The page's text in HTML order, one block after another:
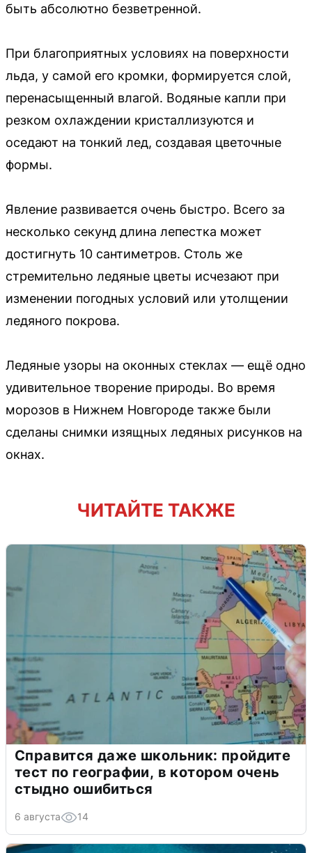
быть абсолютно безветренной.
При благоприятных условиях на поверхности
льда, у самой его кромки, формируется слой,
перенасыщенный влагой. Водяные капли при
резком охлаждении кристаллизуются и
оседают на тонкий лед, создавая цветочные
формы.
Явление развивается очень быстро. Всего за
несколько секунд длина лепестка может
достигнуть 10 сантиметров. Столь же
стремительно ледяные цветы исчезают при
изменении погодных условий или утолщении
ледяного покрова.
Ледяные узоры на оконных стеклах — ещё одно
удивительное творение природы. Во время
морозов в Нижнем Новгороде также были
сделаны снимки изящных ледяных рисунков на
окнах.
ЧИТАЙТЕ ТАКЖЕ
Справится даже школьник: пройдите
тест по географии, в котором очень
стыдно ошибиться
6 августа 14